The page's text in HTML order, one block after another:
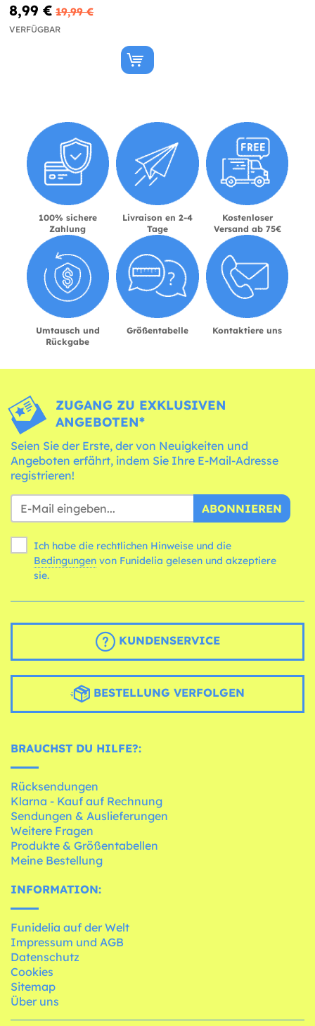
8,99 € 19,99 €
VERFÜGBAR
100% sichere
Zahlung
Livraison en 2-4
Tage
Kostenloser
Versand ab 75€
Umtausch und
Rückgabe
Größentabelle Kontaktiere uns
ZUGANG ZU EXKLUSIVEN
ANGEBOTEN*
Seien Sie der Erste, der von Neuigkeiten und
Angeboten erfährt, indem Sie Ihre E-Mail-Adresse
registrieren!
ABONNIEREN
Ich habe die rechtlichen Hinweise und die
Bedingungen
sie.
KUNDENSERVICE
BESTELLUNG VERFOLGEN
BRAUCHST DU HILFE?:
Rücksendungen
Klarna - Kauf auf Rechnung
Sendungen & Auslieferungen
Weitere Fragen
Produkte & Größentabellen
Meine Bestellung
INFORMATION:
Funidelia auf der Welt
Impressum und AGB
Datenschutz
Cookies
Sitemap
Über uns